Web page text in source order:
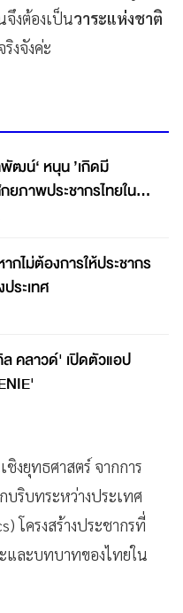
จึงต้องเป็นวาระแห่งชาติ
งจังค่ะ
’เกิดมี
ภาพประชากรไทยใน
กไม่ต้องการให้ประชากร
ระเทศ
คลาวด์' เปิดตัวแอป
งยุทธศาสตร์ จากการ
บริบทระหว่างประเทศ
โครงสร้างประชากรที่
และบทบาทของไทยใน